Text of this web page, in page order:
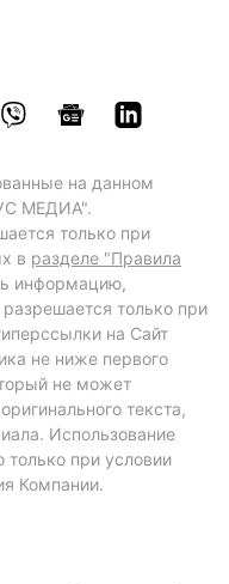
на данном
МЕДИА".
только при
в разделе "Правила
информацию,
только при
на Сайт
не ниже первого
не может
текста,
Использование
при условии
Компании.